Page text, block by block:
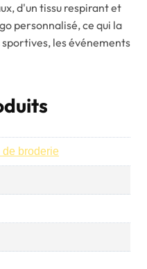
d'un tissu respirant et
personnalisé, ce qui la
les événements
de broderie